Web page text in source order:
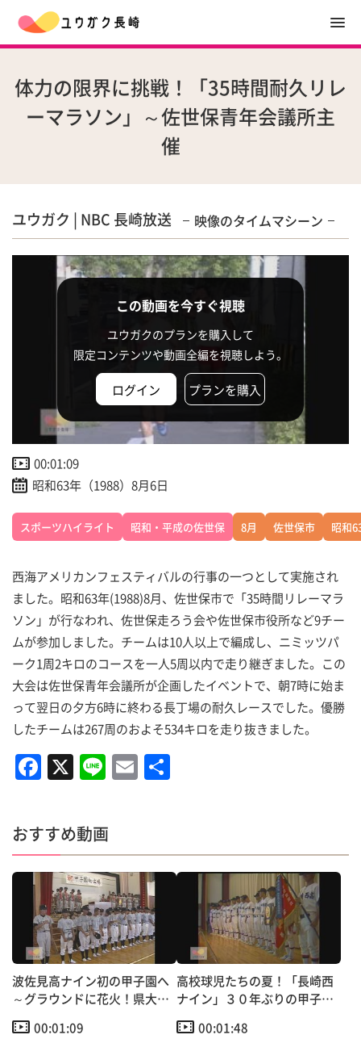
体力の限界に挑戦！「35時間耐久リレ
ーマラソン」～佐世保青年会議所主
催
ユウガク | NBC 長崎放送 映像のタイムマシーン
この動画を今すぐ視聴
ユウガクのプランを購入して
限定コンテンツや動画全編を視聴しよう。
ログイン プランを購入
00:01:09
昭和63年（1988）8月6日
スポーツハイライト 昭和・平成の佐世保 8月 佐世保市 昭和
西海アメリカンフェスティバルの行事の一つとして実施され
ました。昭和63年(1988)8月、佐世保市で「35時間リレーマラ
ソン」が行なわれ、佐世保走ろう会や佐世保市役所など9チー
ムが参加しました。チームは10人以上で編成し、ニミッツパ
ーク1周2キロのコースを一人5周以内で走り継ぎました。この
大会は佐世保青年会議所が企画したイベントで、朝7時に始ま
って翌日の夕方6時に終わる長丁場の耐久レースでした。優勝
したチームは267周のおよそ534キロを走り抜きました。
F
a
c
e
b
o
o
k
X Li
n
e
E
m
l
おすすめ動画
波佐見高ナイン初の甲子園へ
～グラウンドに花火！県大会
00:01:09
高校球児たちの夏！「長崎西
ナイン」３０年ぶりの甲子園
00:01:48